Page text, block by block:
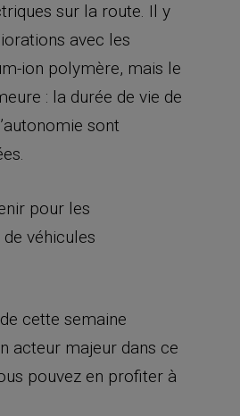
sur la route. Il y
avec les
ion polymère, mais le
: la durée de vie de
sont
pour les
véhicules
cette semaine
acteur majeur dans ce
pouvez en profiter à